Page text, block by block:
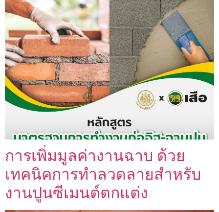
การเพิ่มมูลค่างานฉาบ ด้วย
เทคนิคการทำลวดลายสำหรับ
งานปูนซีเมนต์ตกแต่ง